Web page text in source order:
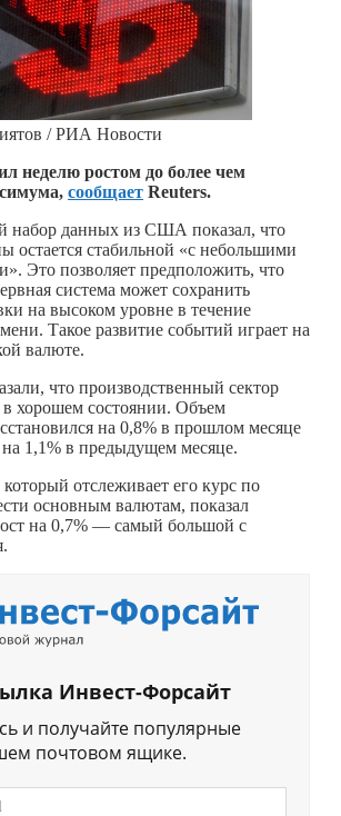
/ РИА Новости
неделю ростом до более чем
сообщает Reuters.
набор данных из США показал, что
остается стабильной «с небольшими
Это позволяет предположить, что
система может сохранить
на высоком уровне в течение
Такое развитие событий играет на
валюте.
что производственный сектор
хорошем состоянии. Объем
на 0,8% в прошлом месяце
1,1% в предыдущем месяце.
отслеживает его курс по
основным валютам, показал
на 0,7% — самый большой с
Инвест-Форсайт
и получайте популярные
почтовом ящике.